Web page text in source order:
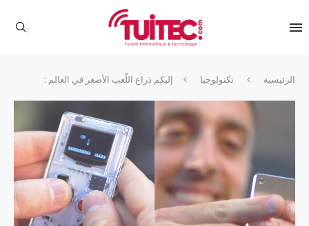
الرئيسية تكنولوجيا إليكم ذراع اللّعب الأصغر في العالم :